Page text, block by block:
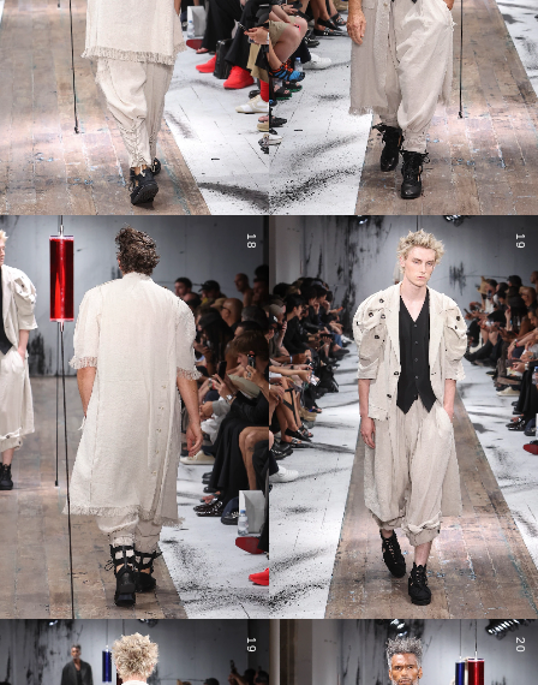
18 19
19 20